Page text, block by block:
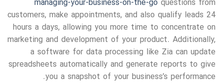
managing-your-business-on-the-go questions from
customers, make appointments, and also qualify leads 24
hours a days, allowing you more time to concentrate on
marketing and development of your product. Additionally,
a software for data processing like Zia can update
spreadsheets automatically and generate reports to give
you a snapshot of your business’s performance.